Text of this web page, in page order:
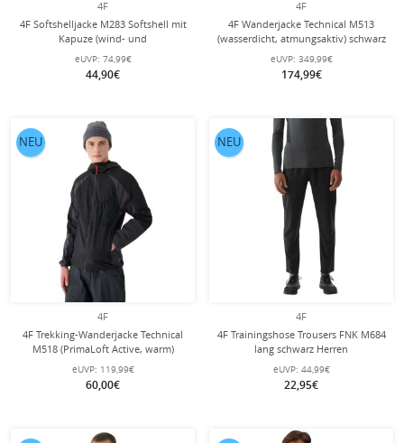
4F
4F Softshelljacke M283 Softshell mit
Kapuze (wind- und
wasserabweisend) rot Herren
eUVP: 74,99€
44,90€
4F
4F Wanderjacke Technical M513
(wasserdicht, atmungsaktiv) schwarz
Herren
eUVP: 349,99€
174,99€
4F
4F Trekking-Wanderjacke Technical
M518 (PrimaLoft Active, warm)
schwarz Herren
eUVP: 119,99€
60,00€
NEU
4F
4F Trainingshose Trousers FNK M684
lang schwarz Herren
eUVP: 44,99€
22,95€
NEU